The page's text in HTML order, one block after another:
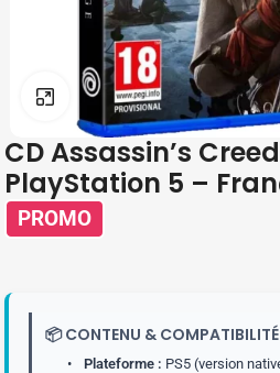
Click to enlarge
CD Assassin’s
PlayStation 5 –
📦 CONTENU & COMPATIBILITÉ
• Plateforme : PS5 (version
PROMO